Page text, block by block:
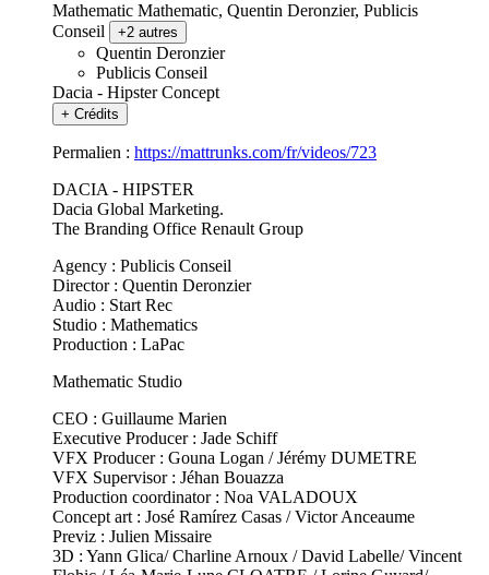
Mathematic Mathematic, Quentin Deronzier, Publicis
Conseil
+2 autres
Quentin Deronzier
Publicis Conseil
Dacia - Hipster Concept
+ Crédits
Permalien : https://mattrunks.com/fr/videos/723
DACIA - HIPSTER
Dacia Global Marketing.
The Branding Office Renault Group
Agency : Publicis Conseil
Director : Quentin Deronzier
Audio : Start Rec
Studio : Mathematics
Production : LaPac
Mathematic Studio
CEO : Guillaume Marien
Executive Producer : Jade Schiff
VFX Producer : Gouna Logan / Jérémy DUMETRE
VFX Supervisor : Jéhan Bouazza
Production coordinator : Noa VALADOUX
Concept art : José Ramírez Casas / Victor Anceaume
Previz : Julien Missaire
3D : Yann Glica/ Charline Arnoux / David Labelle/ Vincent